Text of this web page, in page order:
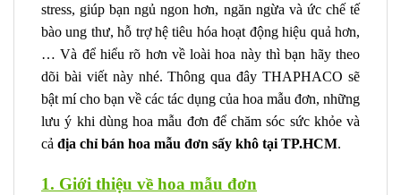
stress, giúp bạn ngủ ngon hơn, ngăn ngừa và ức chế tế
bào ung thư, hỗ trợ hệ tiêu hóa hoạt động hiệu quả hơn,
… Và để hiểu rõ hơn về loài hoa này thì bạn hãy theo
dõi bài viết này nhé. Thông qua đây THAPHACO sẽ
bật mí cho bạn về các tác dụng của hoa mẫu đơn, những
lưu ý khi dùng hoa mẫu đơn để chăm sóc sức khỏe và
cả địa chỉ bán hoa mẫu đơn sấy khô tại TP.HCM.
1. Giới thiệu về hoa mẫu đơn